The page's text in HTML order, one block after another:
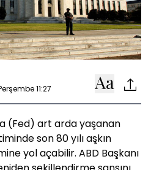
11:27
(Fed) art arda yaşanan
son 80 yılı aşkın
yol açabilir. ABD Başkanı